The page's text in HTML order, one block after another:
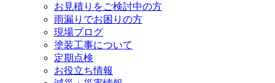
お見積りをご検討中の方
雨漏りでお困りの方
現場ブログ
塗装工事について
定期点検
お役立ち情報